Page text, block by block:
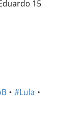
15
#Lula